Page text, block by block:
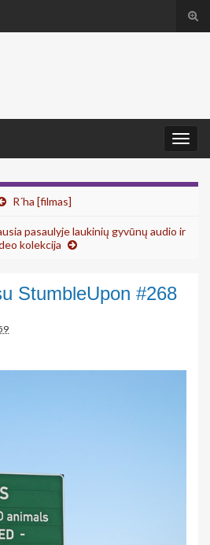
R´ha [filmas]
pasaulyje laukinių gyvūnų audio ir
kolekcija
StumbleUpon #268